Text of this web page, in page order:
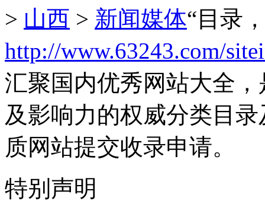
> 山西 > 新闻媒体“目录
http://www.63243.com/
汇聚国内优秀网站大全
及影响力的权威分类目
质网站提交收录申请。
特别声明